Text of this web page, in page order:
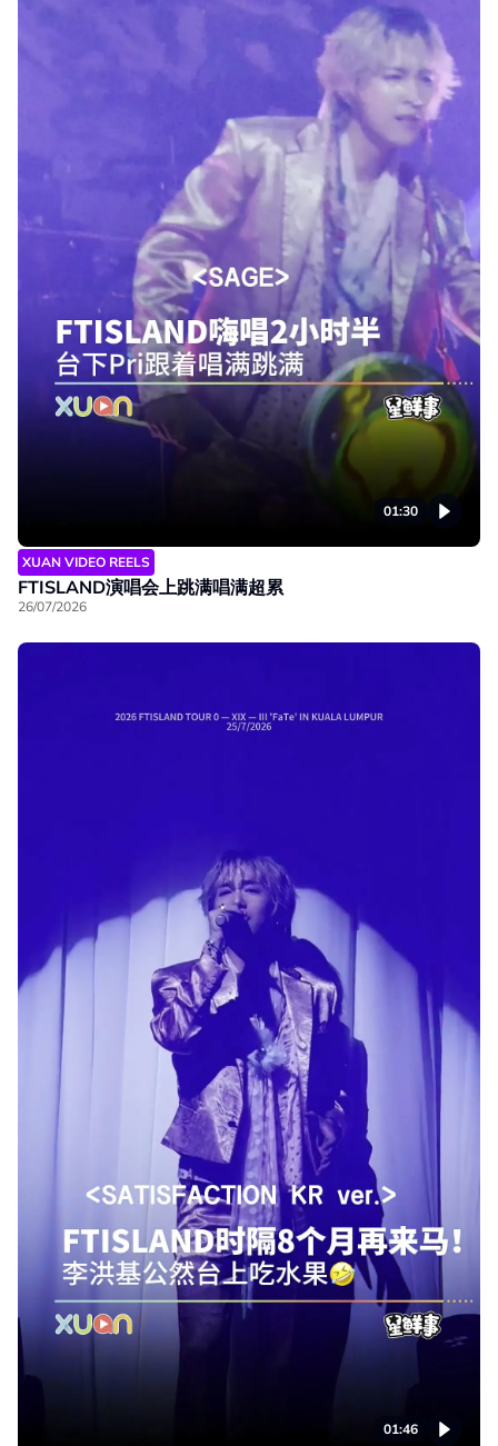
01:30
XUAN VIDEO REELS
FTISLAND演唱会上跳满唱满超累
26/07/2026
01:46